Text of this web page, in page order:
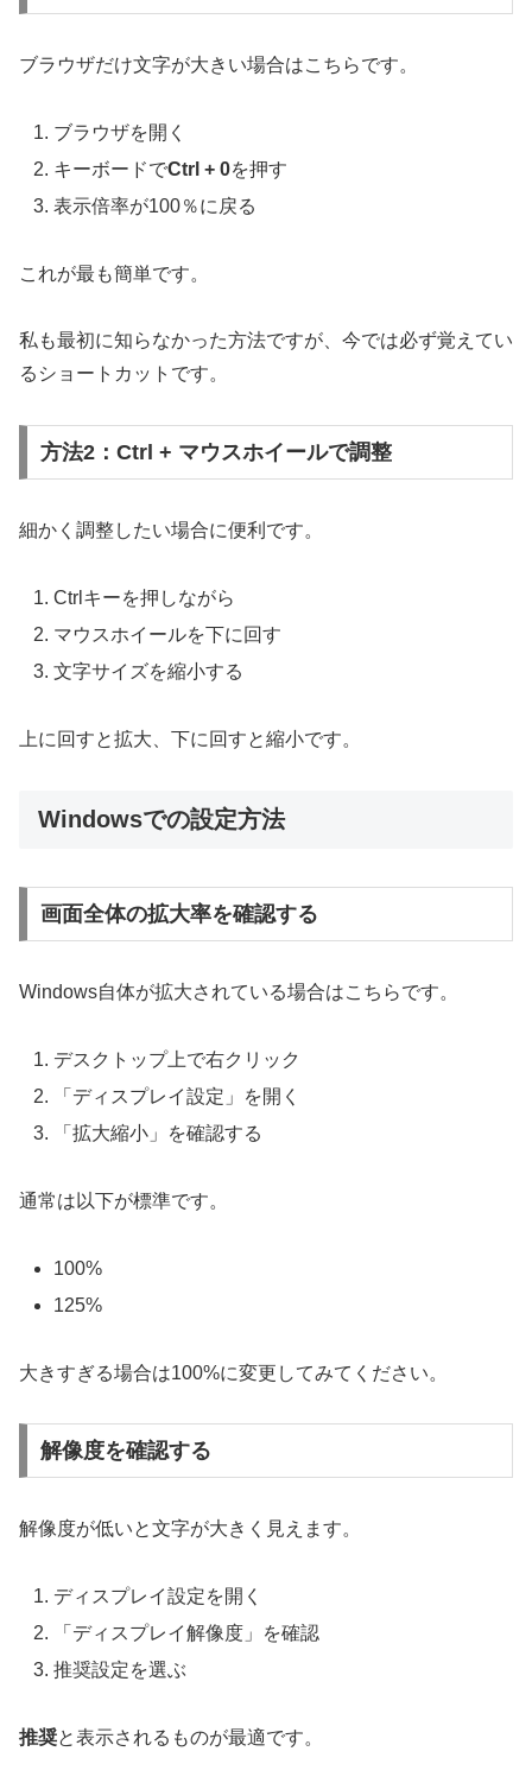
ブラウザだけ文字が大きい場合はこちらです。
ブラウザを開く
キーボードでCtrl + 0を押す
表示倍率が100％に戻る
これが最も簡単です。
私も最初に知らなかった方法ですが、今では必ず覚えてい
るショートカットです。
方法2：Ctrl + マウスホイールで調整
細かく調整したい場合に便利です。
Ctrlキーを押しながら
マウスホイールを下に回す
文字サイズを縮小する
上に回すと拡大、下に回すと縮小です。
Windowsでの設定方法
画面全体の拡大率を確認する
Windows自体が拡大されている場合はこちらです。
デスクトップ上で右クリック
「ディスプレイ設定」を開く
「拡大縮小」を確認する
通常は以下が標準です。
100%
125%
大きすぎる場合は100%に変更してみてください。
解像度を確認する
解像度が低いと文字が大きく見えます。
ディスプレイ設定を開く
「ディスプレイ解像度」を確認
推奨設定を選ぶ
推奨と表示されるものが最適です。